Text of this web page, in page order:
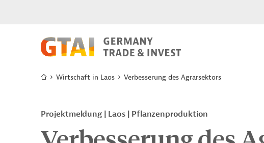
Wirtschaft in Laos Verbesserung des Agrarsektors
Projektmeldung Laos Pflanzenproduktion